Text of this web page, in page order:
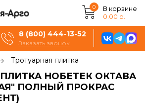
0
В корзине
0.00 р.
8 (800) 444-13-52
Заказать звонок
Тротуарная плитка
НОБЕТЕК ОКТАВА
ПОЛНЫЙ ПРОКРАС